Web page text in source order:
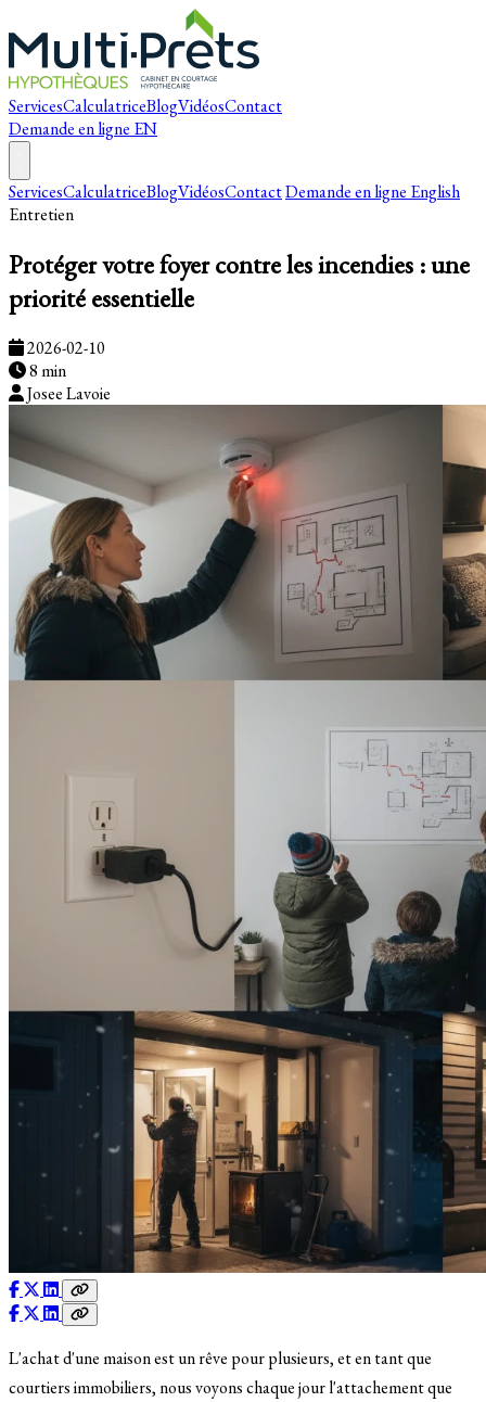
ServicesCalculatriceBlogVidéosContact
Demande en ligne EN
ServicesCalculatriceBlogVidéosContactDemande en ligne English
Entretien
Protéger votre foyer contre les incendies : une
priorité essentielle
2026-02-10
8 min
Josee Lavoie
L'achat d'une maison est un rêve pour plusieurs, et en tant que
courtiers immobiliers, nous voyons chaque jour l'attachement que